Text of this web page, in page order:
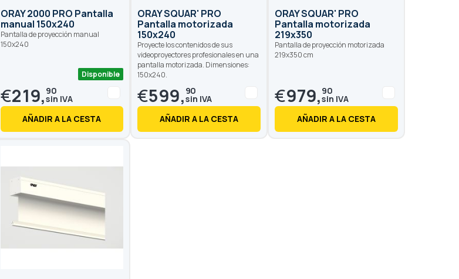
ORAY 2000 PRO Pantalla
manual 150x240
Pantalla de proyección manual
150x240
Disponible
€219, 90
AÑADIR A LA CESTA
ORAY SQUAR' PRO
Pantalla motorizada
150x240
Proyecte los contenidos de sus
videoproyectores profesionales en una
pantalla motorizada. Dimensiones:
150x240.
€599, 90
AÑADIR A LA CESTA
ORAY SQUAR' PRO
Pantalla motorizada
219x350
Pantalla de proyección motorizada
219x350 cm
€979,90
AÑADIR A LA CESTA